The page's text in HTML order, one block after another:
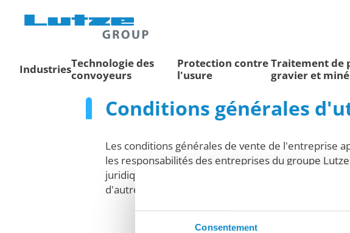
Consentement
IndustriesTechnologie des
convoyeurs
Protection contre
l'usure
Traitement de
gravier et
Conditions générales
Les conditions générales de vente de l'entreprise
les responsabilités des entreprises du groupe
juridique et de favoriser la confiance en énonçant
d'autres domaines clés.